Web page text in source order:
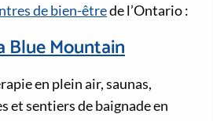
de bien-êtrede l’Ontario :
Blue Mountain
en plein air, saunas,
et sentiers de baignade en